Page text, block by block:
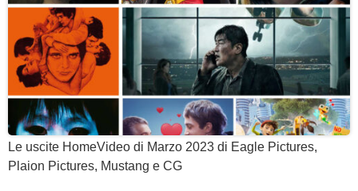
Le uscite HomeVideo di Marzo 2023 di Eagle Pictures,
Plaion Pictures, Mustang e CG